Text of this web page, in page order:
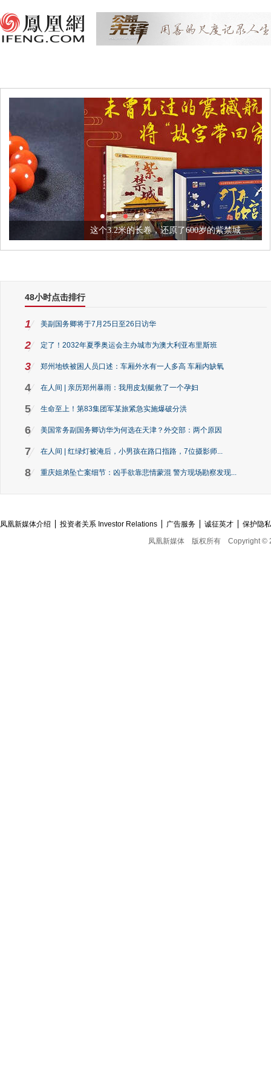
这个3.2米的长卷，还原了600岁的紫禁城
48小时点击排行
1 美副国务卿将于7月25日至26日访华
2 定了！2032年夏季奥运会主办城市为澳大利亚布里斯班
3 郑州地铁被困人员口述：车厢外水有一人多高 车厢内缺氧
4 在人间 | 亲历郑州暴雨：我用皮划艇救了一个孕妇
5 生命至上！第83集团军某旅紧急实施爆破分洪
6 美国常务副国务卿访华为何选在天津？外交部：两个原因
7 在人间 | 红绿灯被淹后，小男孩在路口指路，7位摄影师...
8 重庆姐弟坠亡案细节：凶手欲靠悲情蒙混 警方现场勘察发现...
凤凰新媒体介绍 投资者关系 Investor Relations 广告服务 诚征英才
保护隐
凤凰新媒体
版权所有 Copyright ©